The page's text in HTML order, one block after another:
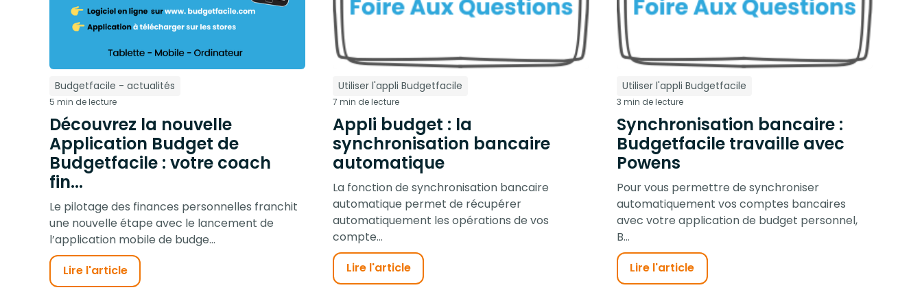
Budgetfacile - actualités
5 min de lecture
Découvrez la nouvelle
Application Budget de
Budgetfacile : votre coach
fin...
Le pilotage des finances personnelles franchit
une nouvelle étape avec le lancement de
l’application mobile de budge...
Lire l'article
Utiliser l'appli Budgetfacile
7 min de lecture
Appli budget : la
synchronisation bancaire
automatique
La fonction de synchronisation bancaire
automatique permet de récupérer
automatiquement les opérations de vos
compte...
Lire l'article
Utiliser l'appli Budgetfacile
3 min de lecture
Synchronisation bancaire :
Budgetfacile travaille avec
Powens
Pour vous permettre de synchroniser
automatiquement vos comptes bancaires
avec votre application de budget personnel,
B...
Lire l'article